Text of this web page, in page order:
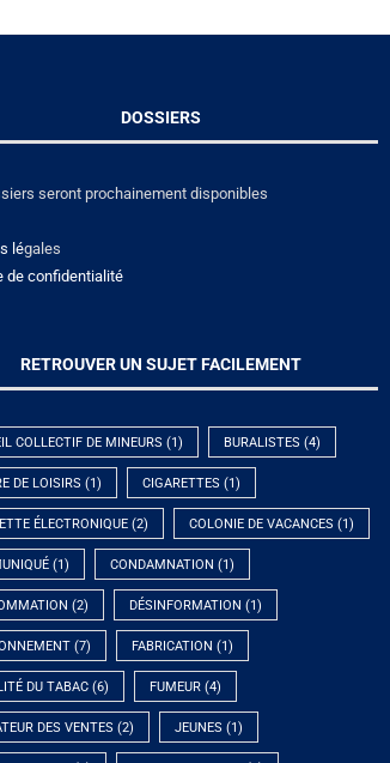
DOSSIERS
seront prochainement disponibles
légales
de confidentialité
RETROUVER UN SUJET FACILEMENT
COLLECTIF DE MINEURS (1) BURALISTES (4)
DE LOISIRS (1) CIGARETTES (1)
ÉLECTRONIQUE(2) COLONIE DE VACANCES (1)
(1) CONDAMNATION (1)
(2) DÉSINFORMATION (1)
(7) FABRICATION (1)
DU TABAC(6) FUMEUR(4)
DES VENTES (2) JEUNES (1)